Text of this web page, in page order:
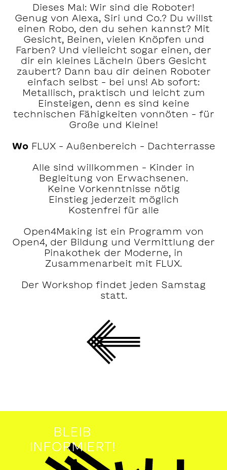
Dieses Mal: Wir sind die Roboter!
Genug von Alexa, Siri und Co.? Du willst
einen Robo, den du sehen kannst? Mit
Gesicht, Beinen, vielen Knöpfen und
Farben? Und vielleicht sogar einen, der
dir ein kleines Lächeln übers Gesicht
zaubert? Dann bau dir deinen Roboter
einfach selbst – bei uns! Ab sofort:
Metallisch, praktisch und leicht zum
Einsteigen, denn es sind keine
technischen Fähigkeiten vonnöten – für
Große und Kleine!
WoFLUX – Außenbereich – Dachterrasse
Alle sind willkommen – Kinder in
Begleitung von Erwachsenen.
Keine Vorkenntnisse nötig
Einstieg jederzeit möglich
Kostenfrei für alle
Open4Making ist ein Programm von
Open4, der Bildung und Vermittlung der
Pinakothek der Moderne, in
Zusammenarbeit mit FLUX.
Der Workshop findet jeden Samstag
statt.
BLEIB
INFORMIERT!